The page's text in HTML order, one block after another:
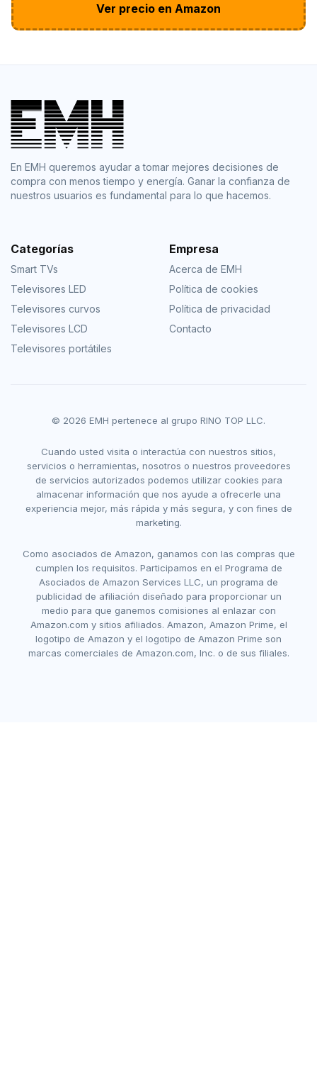
Ver precio en Amazon
En EMH queremos ayudar a tomar mejores decisiones de
compra con menos tiempo y energía. Ganar la confianza de
nuestros usuarios es fundamental para lo que hacemos.
Categorías
Smart TVs
Televisores LED
Televisores curvos
Televisores LCD
Televisores portátiles
Empresa
Acerca de EMH
Política de cookies
Política de privacidad
Contacto
© 2026 EMH pertenece al grupo RINO TOP LLC.
Cuando usted visita o interactúa con nuestros sitios,
servicios o herramientas, nosotros o nuestros proveedores
de servicios autorizados podemos utilizar cookies para
almacenar información que nos ayude a ofrecerle una
experiencia mejor, más rápida y más segura, y con fines de
marketing.
Como asociados de Amazon, ganamos con las compras que
cumplen los requisitos. Participamos en el Programa de
Asociados de Amazon Services LLC, un programa de
publicidad de afiliación diseñado para proporcionar un
medio para que ganemos comisiones al enlazar con
Amazon.com y sitios afiliados. Amazon, Amazon Prime, el
logotipo de Amazon y el logotipo de Amazon Prime son
marcas comerciales de Amazon.com, Inc. o de sus filiales.